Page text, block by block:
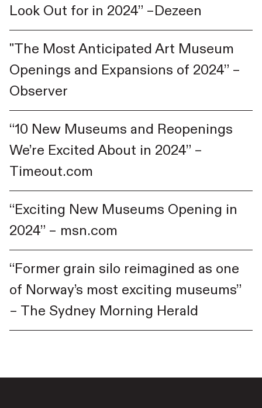
Look Out for in 2024” –Dezeen
"The Most Anticipated Art Museum
Openings and Expansions of 2024” –
Observer
“10 New Museums and Reopenings
We’re Excited About in 2024” –
Timeout.com
“Exciting New Museums Opening in
2024” – msn.com
“Former grain silo reimagined as one
of Norway’s most exciting museums”
– The Sydney Morning Herald